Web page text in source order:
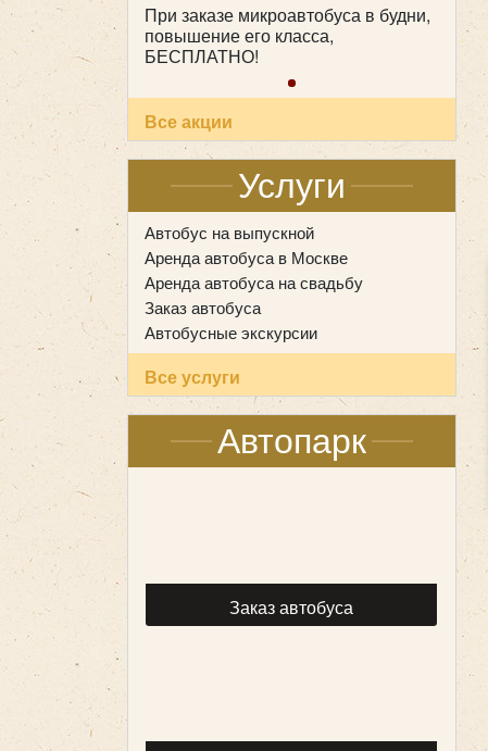
При заказе микроавтобуса в будни,
повышение его класса,
БЕСПЛАТНО!
Все акции
Услуги
Автобус на выпускной
Аренда автобуса в Москве
Аренда автобуса на свадьбу
Заказ автобуса
Автобусные экскурсии
Все услуги
Автопарк
Заказ автобуса